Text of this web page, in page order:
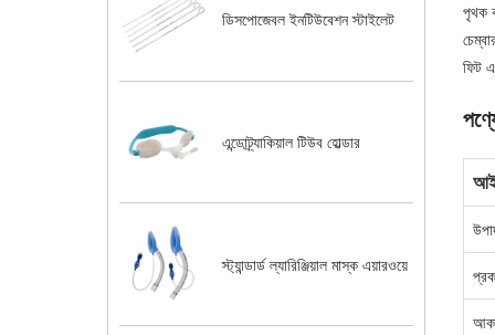
ডিসপোজেবল ইনটিউবেশন স্টাইলেট
এন্ডোট্র্যাকিয়াল টিউব হোল্ডার
স্ট্যান্ডার্ড ল্যারিঞ্জিয়াল মাস্ক এয়ারওয়ে
পৃথক
ফিট